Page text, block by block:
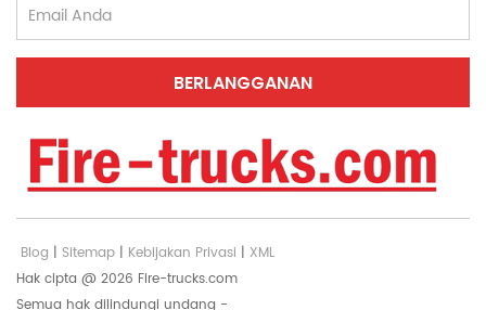
Blog | Sitemap | Kebijakan Privasi | XML
Hak cipta @ 2026 Fire-trucks.com
Semua hak dilindungi undang -